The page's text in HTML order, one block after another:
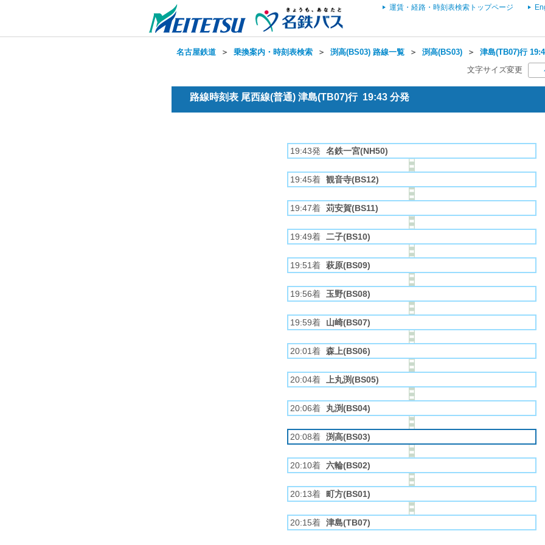
運賃・経路・時刻表検索トップページ
名古屋鉄道 ＞ 乗換案内・時刻表検索 ＞ 渕高(BS03) 路線一覧 ＞ 渕高(BS03) ＞ 津島(TB07)行
文字サイズ変更
路線時刻表 尾西線(普通) 津島(TB07)行 19:43 分発
19:43発 名鉄一宮(NH50)
19:45着 観音寺(BS12)
19:47着 苅安賀(BS11)
19:49着 二子(BS10)
19:51着 萩原(BS09)
19:56着 玉野(BS08)
19:59着 山崎(BS07)
20:01着 森上(BS06)
20:04着 上丸渕(BS05)
20:06着 丸渕(BS04)
20:08着 渕高(BS03)
20:10着 六輪(BS02)
20:13着 町方(BS01)
20:15着 津島(TB07)